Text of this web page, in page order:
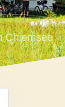
Chiemsee